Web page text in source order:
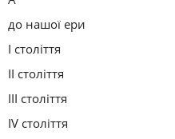
до нашої ери
I століття
II століття
III століття
IV століття